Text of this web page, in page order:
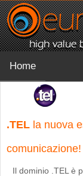
Home
.TEL la nuova
comunicazione!
Il dominio .TEL è